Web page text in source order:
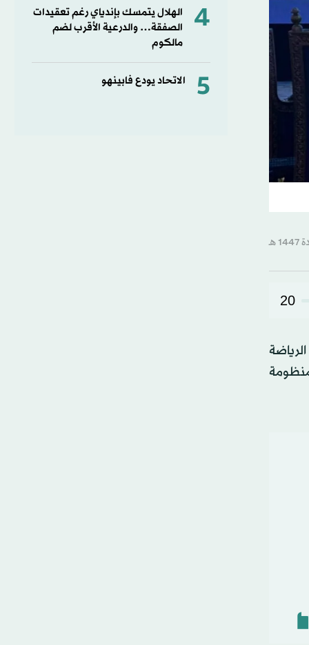
20
4
الهلال يتمسك بإندياي رغم تعقيدات
الصفقة… والدرعية الأقرب لضم
مالكوم
5 الاتحاد يودع فابينهو